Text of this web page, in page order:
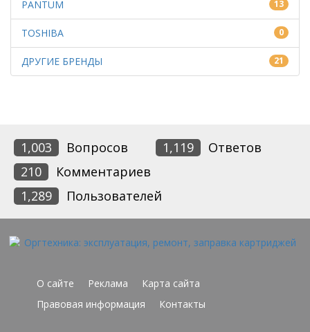
PANTUM 13
TOSHIBA 0
ДРУГИЕ БРЕНДЫ 21
1,003 Вопросов 1,119
Ответов
210
Комментариев
1,289
Пользователей
О сайте Реклама
Карта сайта
Правовая информация
Контакты